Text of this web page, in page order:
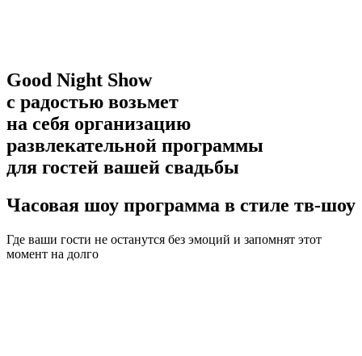
Good Night Show
с радостью возьмет
на себя организацию
развлекательной программы
для гостей вашей свадьбы
Часовая шоу программа в стиле тв-шоу
Где ваши гости не останутся без эмоций и запомнят этот
момент на долго